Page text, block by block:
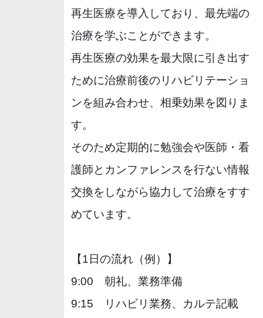
再生医療を導入しており、最先端の
治療を学ぶことができます。
再生医療の効果を最大限に引き出す
ために治療前後のリハビリテーショ
ンを組み合わせ、相乗効果を図りま
す。
そのため定期的に勉強会や医師・看
護師とカンファレンスを行ない情報
交換をしながら協力して治療をすす
めています。
【1日の流れ（例）】
9:00 朝礼、業務準備
9:15 リハビリ業務、カルテ記載